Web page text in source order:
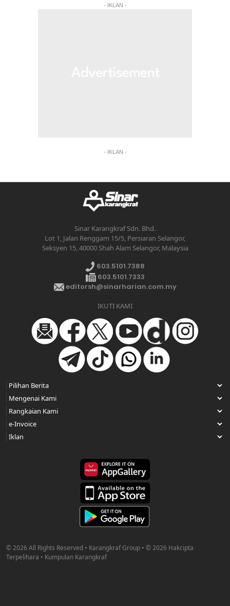
- IKLAN -
- IKLAN -
Sinar Karangkraf Sdn. Bhd.
Lot 1, Jalan Renggam 15/5, Persiaran Selangor,
Seksyen 15, 40000 Shah Alam Selangor, Malaysia
603.5101.7388
603.5101.7333
editorsh@sinarharian.com.my
IKUTI KAMI
© 2026 All Rights Reserved • Karangkraf Group • © 2026 Hakcipta
Terpelihara • Kumpulan Karangkraf